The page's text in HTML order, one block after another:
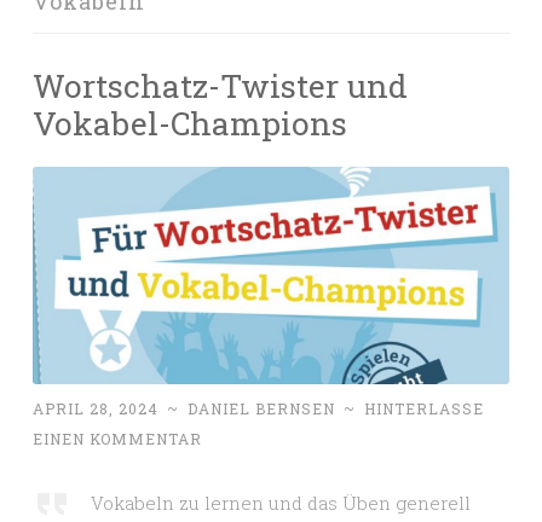
Wortschatz-Twister und
Vokabel-Champions
APRIL 28, 2024 ~ DANIEL BERNSEN ~
HINTERLASSE
EINEN KOMMENTAR
Vokabeln zu lernen und das Üben generell